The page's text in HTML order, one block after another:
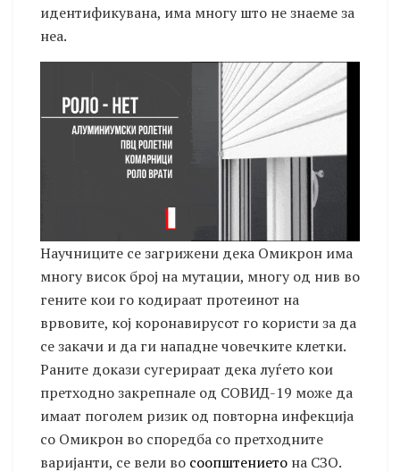
идентификувана, има многу што не знаеме за
неа.
Научниците се загрижени дека Омикрон има
многу висок број на мутации, многу од нив во
гените кои го кодираат протеинот на
врвовите, кој коронавирусот го користи за да
се закачи и да ги нападне човечките клетки.
Раните докази сугерираат дека луѓето кои
претходно закрепнале од СОВИД-19 може да
имаат поголем ризик од повторна инфекција
со Омикрон во споредба со претходните
варијанти, се вели во соопштението на СЗО.